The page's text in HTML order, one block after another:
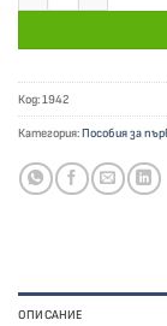
Код:1942
Категория:Пособия за
ОПИСАНИЕ